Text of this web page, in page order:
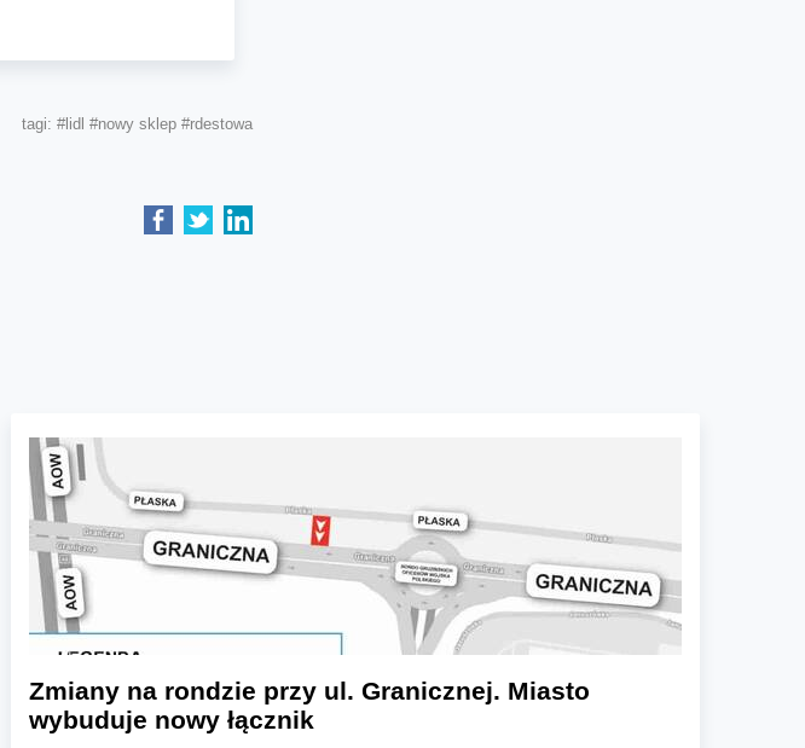
tagi: #lidl #nowy sklep #rdestowa
Zmiany na rondzie przy ul. Granicznej. Miasto
wybuduje nowy łącznik